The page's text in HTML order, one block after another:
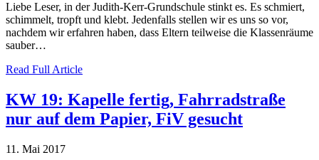
Liebe Leser, in der Judith-Kerr-Grundschule stinkt es. Es schmiert,
schimmelt, tropft und klebt. Jedenfalls stellen wir es uns so vor,
nachdem wir erfahren haben, dass Eltern teilweise die Klassenräume
sauber…
Read Full Article
KW 19: Kapelle fertig, Fahrradstraße
nur auf dem Papier, FiV gesucht
11. Mai 2017